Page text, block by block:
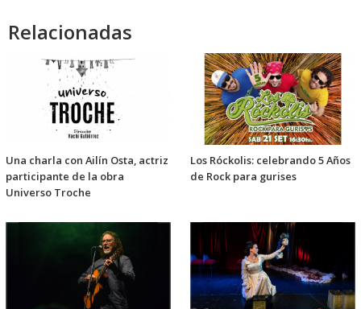
Relacionadas
Una charla con Ailín Osta, actriz
participante de la obra
Universo Troche
Los Róckolis: celebrando 5 Años
de Rock para gurises